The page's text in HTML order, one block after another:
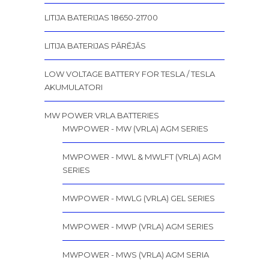
LITIJA BATERIJAS 18650-21700
LITIJA BATERIJAS PĀRĒJĀS
LOW VOLTAGE BATTERY FOR TESLA / TESLA
AKUMULATORI
MW POWER VRLA BATTERIES
MWPOWER - MW (VRLA) AGM SERIES
MWPOWER - MWL & MWLFT (VRLA) AGM
SERIES
MWPOWER - MWLG (VRLA) GEL SERIES
MWPOWER - MWP (VRLA) AGM SERIES
MWPOWER - MWS (VRLA) AGM SERIA